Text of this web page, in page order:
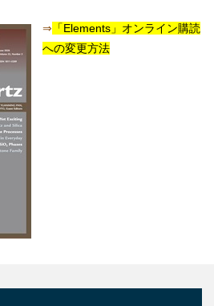
⇒ 「Elements」オンライン購読
への変更方法